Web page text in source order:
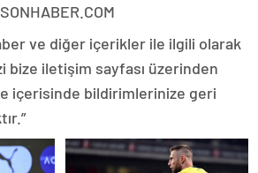
ve diğer içerikler ile ilgili olarak
bize iletişim sayfası üzerinden
içerisinde bildirimlerinize geri